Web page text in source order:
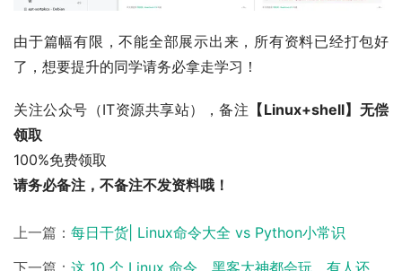
由于篇幅有限，不能全部展示出来，所有资料已经打包好
了，想要提升的同学请务必拿走学习！
关注公众号（IT资源共享站），备注 【Linux+shell】无偿
领取
100%免费领取
请务必备注，不备注不发资料哦！
上一篇： 每日干货| Linux命令大全 vs Python小常识
下一篇： 这 10 个 Linux 命令，黑客大神都会玩，有人还不知道？